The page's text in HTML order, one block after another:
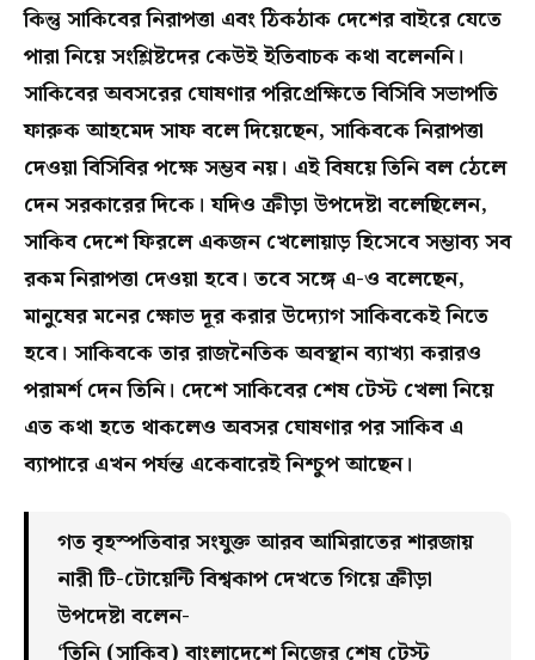
কিন্তু সাকিবের নিরাপত্তা এবং ঠিকঠাক দেশের বাইরে যেতে
পারা নিয়ে সংশ্লিষ্টদের কেউই ইতিবাচক কথা বলেননি।
সাকিবের অবসরের ঘোষণার পরিপ্রেক্ষিতে বিসিবি সভাপতি
ফারুক আহমেদ সাফ বলে দিয়েছেন, সাকিবকে নিরাপত্তা
দেওয়া বিসিবির পক্ষে সম্ভব নয়। এই বিষয়ে তিনি বল ঠেলে
দেন সরকারের দিকে। যদিও ক্রীড়া উপদেষ্টা বলেছিলেন,
সাকিব দেশে ফিরলে একজন খেলোয়াড় হিসেবে সম্ভাব্য সব
রকম নিরাপত্তা দেওয়া হবে। তবে সঙ্গে এ-ও বলেছেন,
মানুষের মনের ক্ষোভ দূর করার উদ্যোগ সাকিবকেই নিতে
হবে। সাকিবকে তার রাজনৈতিক অবস্থান ব্যাখ্যা করারও
পরামর্শ দেন তিনি। দেশে সাকিবের শেষ টেস্ট খেলা নিয়ে
এত কথা হতে থাকলেও অবসর ঘোষণার পর সাকিব এ
ব্যাপারে এখন পর্যন্ত একেবারেই নিশ্চুপ আছেন।
গত বৃহস্পতিবার সংযুক্ত আরব আমিরাতের শারজায়
নারী টি-টোয়েন্টি বিশ্বকাপ দেখতে গিয়ে ক্রীড়া
উপদেষ্টা বলেন-